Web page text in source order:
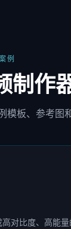
例
制作
板、参考图
对比度、高能量